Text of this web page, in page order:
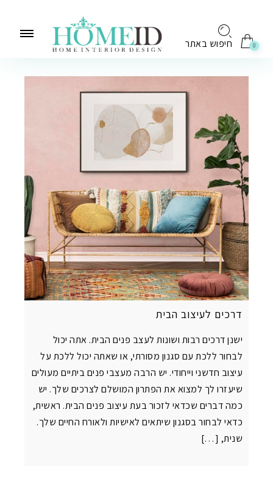
חיפוש באתר 0
דרכים לעיצוב הבית
ישנן דרכים רבות ושונות לעצב פנים הבית. אתה יכול
לבחור ללכת עם סגנון מסורתי, או שאתה יכול ללכת על
עיצוב חדשני וייחודי. יש הרבה מעצבי פנים ביתיים מעולים
שיעזרו לך למצוא את הפתרון המושלם לצרכים שלך. יש
כמה דברים שכדאי לזכור בעת עיצוב פנים הבית. ראשית,
כדאי לבחור בסגנון שיתאים לאישיות ולאורח החיים שלך.
שנית, […]